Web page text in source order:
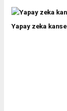
Yapay zeka